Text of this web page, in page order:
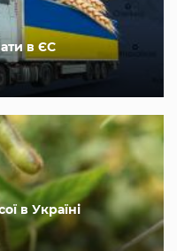
в ЄС
в Україні